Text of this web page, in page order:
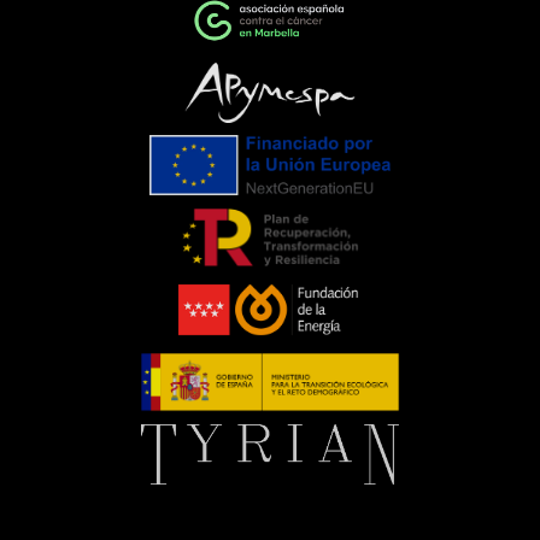
ponen de manifiesto el importante
papel que pueden desempeñar las
empresas cuando unen esfuerzos en
torno a una causa común. La
colaboración entre entidades,
organizaciones y ciudadanía demuestra
que, trabajando juntos, es posible
generar un impacto que trasciende el
propio evento.Para C. de Salamanca,
participar en esta iniciativa supone
renovar nuestro compromiso con
aquellas acciones que mejoran la vida
de las personas y apoyan el trabajo de
entidades que, como la Asociación